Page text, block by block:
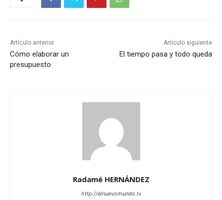
Artículo anterior
Cómo elaborar un
presupuesto
Artículo siguiente
El tiempo pasa y todo queda
Radamé HERNÁNDEZ
http://elnuevomundo.lv